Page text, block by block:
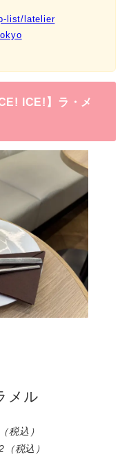
list/latelier
ICE!】ラ・メ
メル
税込）
税込）